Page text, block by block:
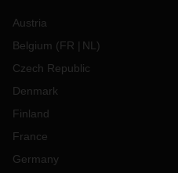
Austria
Belgium (FR NL )
Czech Republic
Denmark
Finland
France
Germany